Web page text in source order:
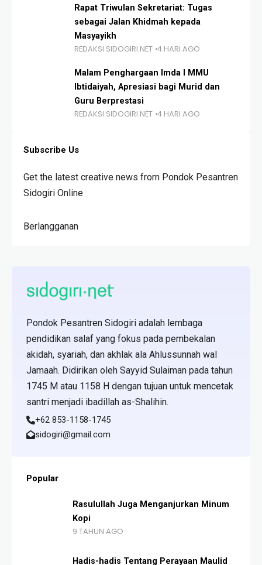
Rapat Triwulan Sekretariat: Tugas
sebagai Jalan Khidmah kepada
Masyayikh
REDAKSI SIDOGIRI.NET 4 HARI AGO
Malam Penghargaan Imda I MMU
Ibtidaiyah, Apresiasi bagi Murid dan
Guru Berprestasi
REDAKSI SIDOGIRI.NET 4 HARI AGO
Subscribe Us
Get the latest creative news from Pondok Pesantren
Sidogiri Online
Berlangganan
Pondok Pesantren Sidogiri adalah lembaga
pendidikan salaf yang fokus pada pembekalan
akidah, syariah, dan akhlak ala Ahlussunnah wal
Jamaah. Didirikan oleh Sayyid Sulaiman pada tahun
1745 M atau 1158 H dengan tujuan untuk mencetak
santri menjadi ibadillah as-Shalihin.
+62 853-1158-1745
sidogiri@gmail.com
Popular
Rasulullah Juga Menganjurkan Minum
Kopi
9 TAHUN AGO
Hadis-hadis Tentang Perayaan Maulid